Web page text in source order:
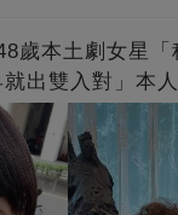
歲本土劇女星「
出雙入對」本